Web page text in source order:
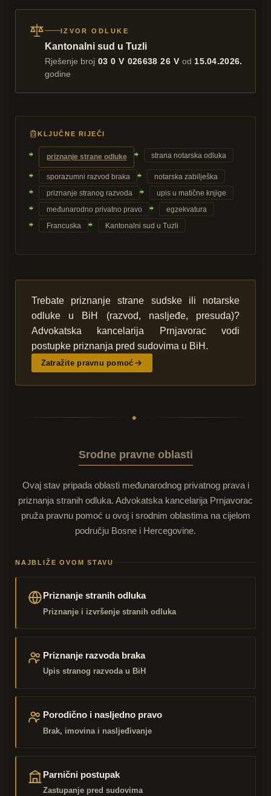
IZVOR ODLUKE
Kantonalni sud u Tuzli
Rješenje broj 03 0 V 026638 26 V od15.04.2026.
godine
KLJUČNE RIJEČI
priznanje strane odluke strana notarska odluka
sporazumni razvod braka
notarska zabilješka
priznanje stranog razvoda
upis u matične knjige
međunarodno privatno pravo
egzekvatura
Francuska
Kantonalni sud u Tuzli
Trebate priznanje strane sudske ili notarske
odluke u BiH (razvod, nasljeđe, presuda)?
Advokatska kancelarija Prnjavorac vodi
postupke priznanja pred sudovima u BiH.
Zatražite pravnu pomoć
◆
Srodne pravne oblasti
Ovaj stav pripada oblasti međunarodnog privatnog prava i
priznanja stranih odluka. Advokatska kancelarija Prnjavorac
pruža pravnu pomoć u ovoj i srodnim oblastima na cijelom
području Bosne i Hercegovine.
NAJBLIŽE OVOM STAVU
Priznanje stranih odluka
Priznanje i izvršenje stranih odluka
Priznanje razvoda braka
Upis stranog razvoda u BiH
Porodično i nasljedno pravo
Brak, imovina i nasljeđivanje
Parnični postupak
Zastupanje pred sudovima